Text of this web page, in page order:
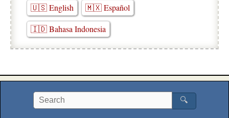
🇺🇸 English
🇲🇽 Español
🇮🇩 Bahasa Indonesia
🔍